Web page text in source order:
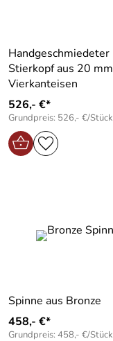
Handgeschmiedeter
Stierkopf aus 20 mm
Vierkanteisen
526,- €*
Grundpreis: 526,- €/Stück
Spinne aus Bronze
458,- €*
Grundpreis: 458,- €/Stück